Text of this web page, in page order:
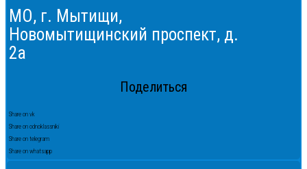
МО, г. Мытищи,
Новомытищинский проспект, д.
2а
Поделиться
Share on vk
Share on odnoklassniki
Share on telegram
Share on whatsapp